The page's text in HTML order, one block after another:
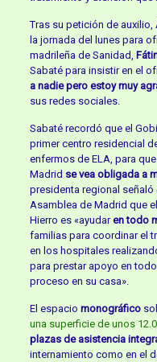
Tras su petición de auxilio,
la jornada del lunes para
madrileña de Sanidad,
Sabaté para insistir en el
a nadie pero estoy muy
sus redes sociales.
Sabaté recordó que el
primer centro residencial
enfermos de ELA, para
Madrid se vea obligada a
presidenta regional señaló
Asamblea de Madrid que
Hierro es «ayudaren todo
familias para coordinar el
en los hospitales
para prestar apoyo en
proceso en su casa».
El espacio monográfico
una superficie de unos
plazas de asistencia
internamiento como en el